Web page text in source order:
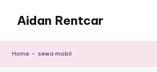
content
Aidan Rentcar
Murah
Home - sewa mobil